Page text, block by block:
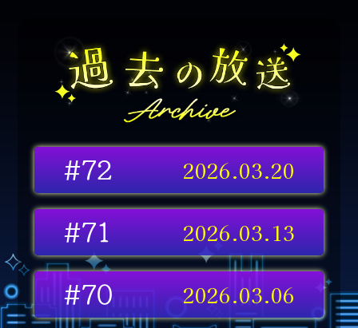
#72 2026.03.20
#71 2026.03.13
#70 2026.03.06